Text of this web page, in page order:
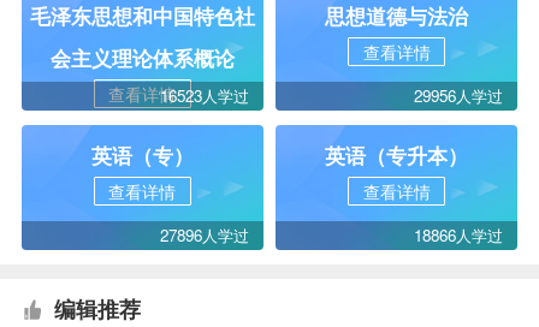
毛泽东思想和中国特色社
会主义理论体系概论
查看详情16523人学过
思想道德与法治
查看详情
29956人学过
英语（专）
查看详情
27896人学过
英语（专升本）
查看详情
18866人学过
编辑推荐